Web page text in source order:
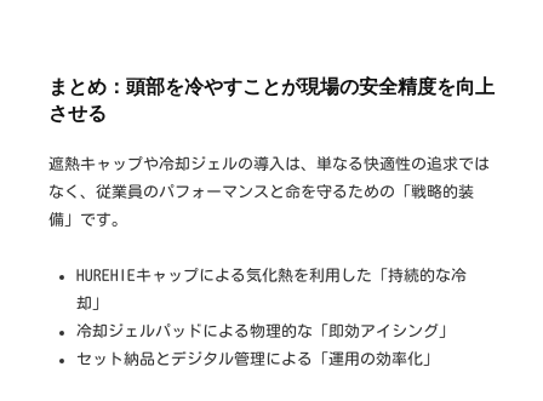
まとめ：頭部を冷やすことが現場の安全精度を向上
させる
遮熱キャップや冷却ジェルの導入は、単なる快適性の追求では
なく、従業員のパフォーマンスと命を守るための「戦略的装
備」です。
HUREHIEキャップによる気化熱を利用した「持続的な冷
却」
冷却ジェルパッドによる物理的な「即効アイシング」
セット納品とデジタル管理による「運用の効率化」